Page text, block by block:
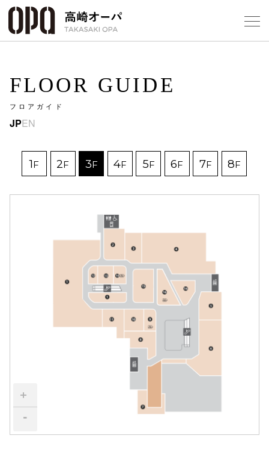
FLOOR GUIDE
フロアガイド
JPEN
1F 2F 3F 4F 5F 6F 7F 8F
-
+